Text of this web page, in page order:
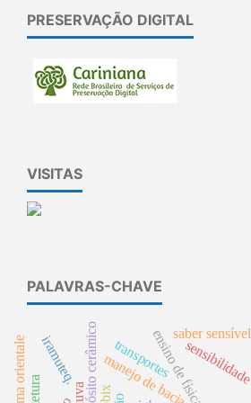
PRESERVAÇÃO DIGITAL
VISITAS
PALAVRAS-CHAVE
ensino de física
manejo de bacia
compósito cerâmico saber sensível
sensibilidade
transportes
iramuteq.